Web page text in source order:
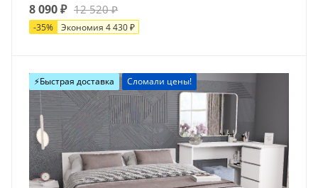
8 090₽ 12 520₽
-35% Экономия 4 430₽
⚡️Быстрая доставка Сломали цены!